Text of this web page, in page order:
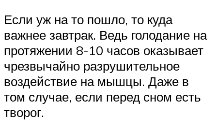
Если уж на то пошло, то куда
важнее завтрак. Ведь голодание на
протяжении 8-10 часов оказывает
чрезвычайно разрушительное
воздействие на мышцы. Даже в
том случае, если перед сном есть
творог.